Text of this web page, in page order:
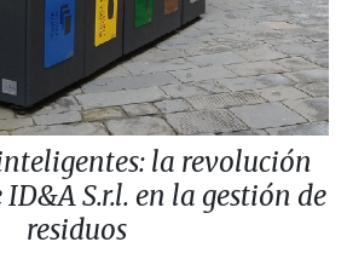
la revolución
S.r.l. en la gestión de
residuos